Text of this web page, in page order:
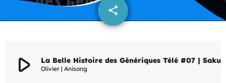
share
email
play_arrow Olivier | Anisong